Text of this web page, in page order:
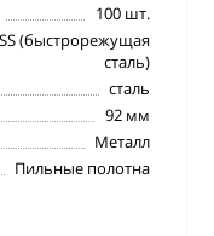
100 шт.
(быстрорежущая
сталь)
сталь
92 мм
Металл
Пильные полотна